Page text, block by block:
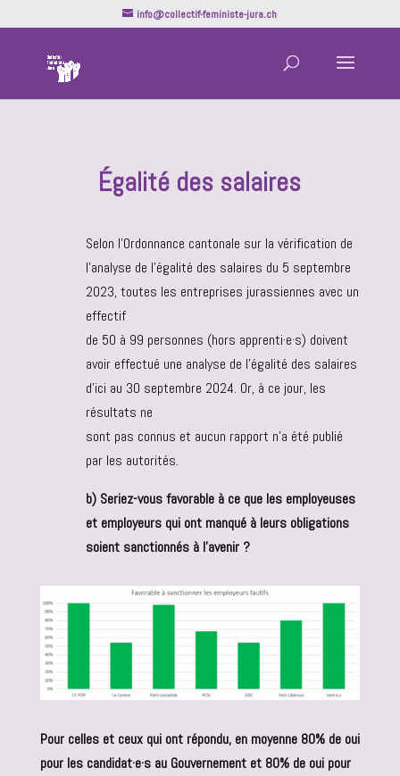
info@collectif-feministe-jura.ch
Égalité des salaires
Selon l’Ordonnance cantonale sur la vérification de
l’analyse de l’égalité des salaires du 5 septembre
2023, toutes les entreprises jurassiennes avec un
effectif
de 50 à 99 personnes (hors apprenti·e·s) doivent
avoir effectué une analyse de l’égalité des salaires
d’ici au 30 septembre 2024. Or, à ce jour, les
résultats ne
sont pas connus et aucun rapport n’a été publié
par les autorités.
b) Seriez-vous favorable à ce que les employeuses
et employeurs qui ont manqué à leurs obligations
soient sanctionnés à l’avenir ?
Pour celles et ceux qui ont répondu, en moyenne 80% de oui
pour les candidat·e·s au Gouvernement et 80% de oui pour